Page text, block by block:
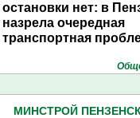
остановки нет: в
назрела очередная
транспортная
МИНСТРОЙ